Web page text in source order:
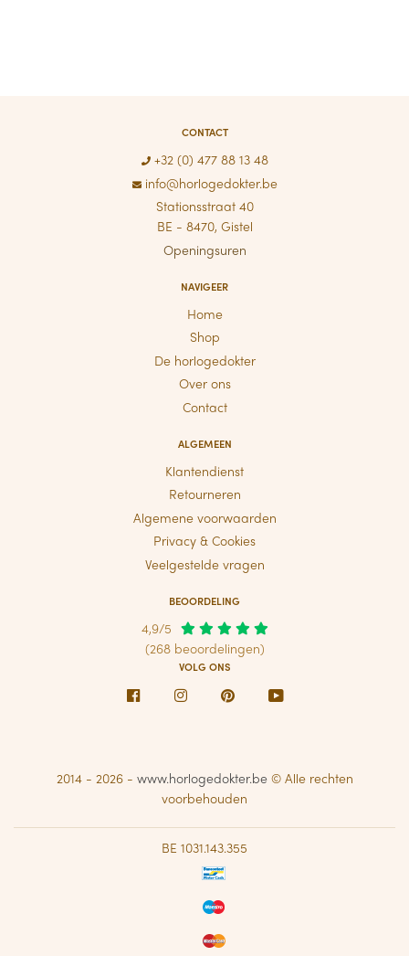
CONTACT
+32 (0) 477 88 13 48
info@horlogedokter.be
Stationsstraat 40
BE - 8470, Gistel
Openingsuren
NAVIGEER
Home
Shop
De horlogedokter
Over ons
Contact
ALGEMEEN
Klantendienst
Retourneren
Algemene voorwaarden
Privacy & Cookies
Veelgestelde vragen
BEOORDELING
4,9/5
(268 beoordelingen)
VOLG ONS
Facebook Instagram PinterestYoutube
2014 - 2026 - www.horlogedokter.be© Alle rechten
voorbehouden
BE 1031.143.355